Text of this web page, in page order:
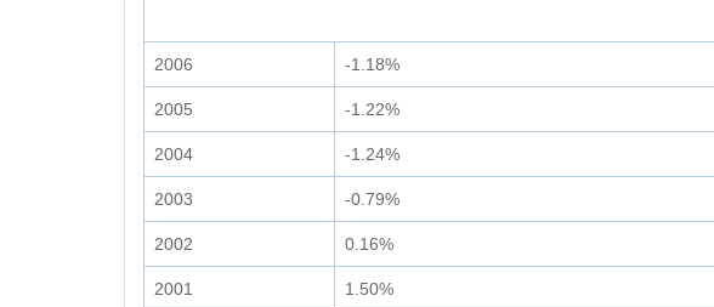
2006 -1.18%
2005 -1.22%
2004 -1.24%
2003 -0.79%
2002 0.16%
2001 1.50%